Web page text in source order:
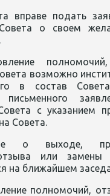
вправе подать
Совета о своем
возможно
в состав
письменного
с указанием
Совета.
о выходе,
или замены
на ближайшем
полномочий,